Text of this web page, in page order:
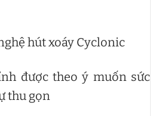
hút xoáy Cyclonic
được theo ý muốn sức
thu gọn